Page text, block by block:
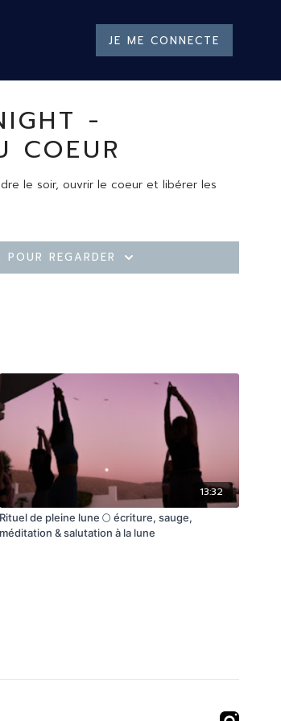
JE ME CONNECTE
-
COEUR
le soir, ouvrir le coeur et libérer les
pour regarder
13:32
Rituel de pleine lune 🌕 écriture, sauge,
méditation & salutation à la lune